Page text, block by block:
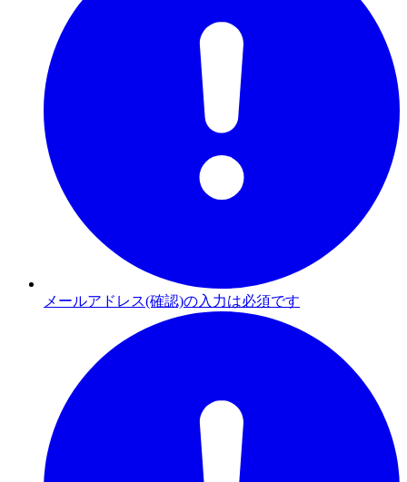
メールアドレス(確認)の入力は必須です